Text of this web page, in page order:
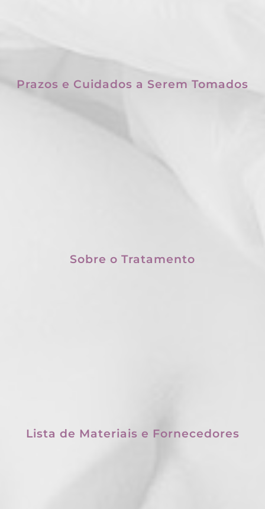
Prazos e Cuidados a Serem Tomados
Sobre o Tratamento
Lista de Materiais e Fornecedores